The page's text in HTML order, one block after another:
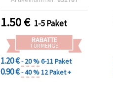
1.50€ 1-5 Paket
RABATTE
FÜR MENGE
1.20 €- 20 %6-11 Paket
0.90 €- 40 %12 Paket +